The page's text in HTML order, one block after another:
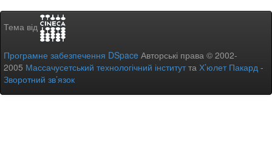
Тема від
Програмне забезпечення DSpace Авторські права © 2002-
2005 Массачусетський технологічний інститутта Х’юлет Пакард -
Зворотний зв’язок